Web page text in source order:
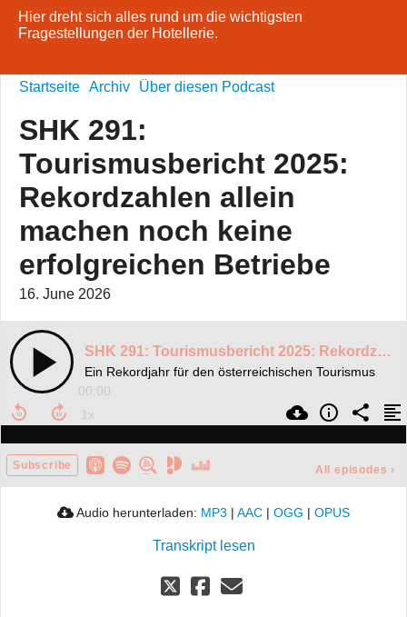
Hier dreht sich alles rund um die wichtigsten
Fragestellungen der Hotellerie.
Startseite Archiv Über diesen Podcast
SHK 291:
Tourismusbericht 2025:
Rekordzahlen allein
machen noch keine
erfolgreichen Betriebe
16. June 2026
SHK 291: Tourismusbericht 2025: Rekordzahlen allein machen noch keine erfolgreichen Betriebe
Ein Rekordjahr für den österreichischen Tourismus
00:00
Subscribe All episodes ›
Audio herunterladen: MP3 | AAC | OGG | OPUS
Transkript lesen